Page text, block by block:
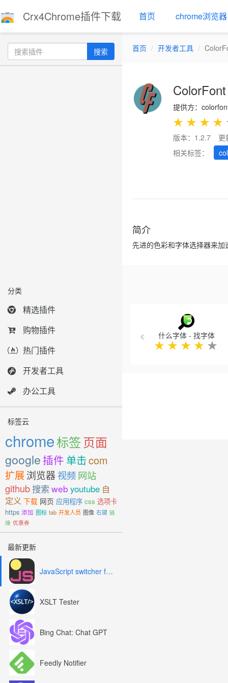
Crx4Chrome插件下载 首页 chrome浏览器
搜索
分类
精选插件
购物插件
热门插件
开发者工具
办公工具
标签云
chrome标签页面
google 插件 单击com
扩展浏览器 视频网站
github搜索web youtube 自
定义 下载 网页 应用程序 css 选项卡
https 添加 图标 tab 开发人员 图像 右键 链
接 优惠券
最新更新
JavaScript switcher for SEO and development
XSLT Tester
Bing Chat: Chat GPT
Feedly Notifier
首页 开发者工具
提供方：
★ ★ ★ ★
版本：1.2.7
更
相关标签：
简介
先进的色彩和字体选择器来加
什么字体 - 找字体
★ ★ ★ ★ ★